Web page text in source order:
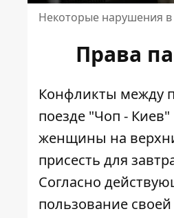
Некоторые нарушения
Права
Конфликты между
поезде "Чоп -
женщины на
присесть для
Согласно
пользование